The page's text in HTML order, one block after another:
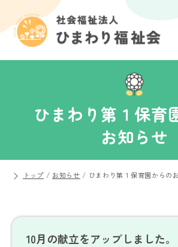
ひまわり第１保育
お知らせ
トップ / お知らせ / ひまわり第１保育園からの
10月の献立をアップしました。